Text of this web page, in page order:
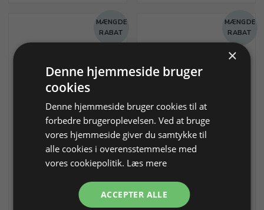
MÆNGDE
RABAT
Rundsavklinge, Busch,
Ø 4 mm, 0,40 mm tyk, max.
3250 omdr.
Varenr. 245014 På lager
MÆNGDE
RABAT
Rundsavklinge, Busch,
mont.
Ø 5 mm, 0,50 mm tyk, max.
3250 omdr.
Varenr. 245015
45,37 DKK
×
Denne hjemmeside bruger
cookies
Denne hjemmeside bruger cookies til at
forbedre brugeroplevelsen. Ved at bruge
vores hjemmeside giver du samtykke til
alle cookies i overensstemmelse med
vores cookiepolitik. Læs mere
ACCEPTER ALLE